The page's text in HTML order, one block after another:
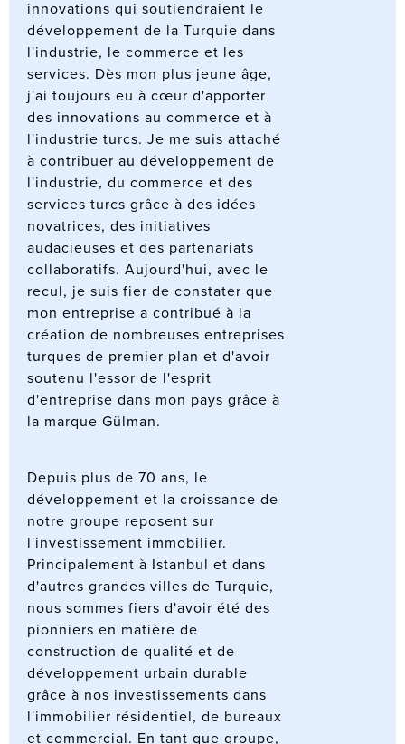
innovations qui soutiendraient le
développement de la Turquie dans
l'industrie, le commerce et les
services. Dès mon plus jeune âge,
j'ai toujours eu à cœur d'apporter
des innovations au commerce et à
l'industrie turcs. Je me suis attaché
à contribuer au développement de
l'industrie, du commerce et des
services turcs grâce à des idées
novatrices, des initiatives
audacieuses et des partenariats
collaboratifs. Aujourd'hui, avec le
recul, je suis fier de constater que
mon entreprise a contribué à la
création de nombreuses entreprises
turques de premier plan et d'avoir
soutenu l'essor de l'esprit
d'entreprise dans mon pays grâce à
la marque Gülman.
Depuis plus de 70 ans, le
développement et la croissance de
notre groupe reposent sur
l'investissement immobilier.
Principalement à Istanbul et dans
d'autres grandes villes de Turquie,
nous sommes fiers d'avoir été des
pionniers en matière de
construction de qualité et de
développement urbain durable
grâce à nos investissements dans
l'immobilier résidentiel, de bureaux
et commercial. En tant que groupe,